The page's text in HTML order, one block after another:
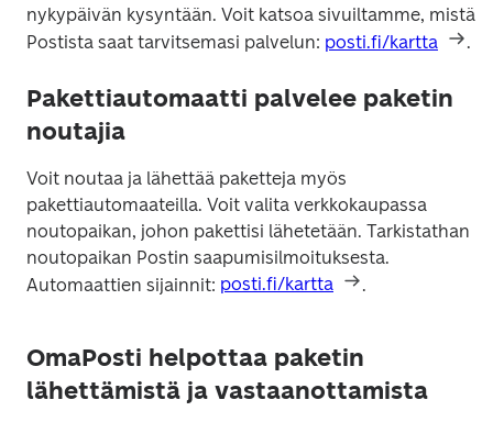
nykypäivän kysyntään. Voit katsoa sivuiltamme, mistä
Postista saat tarvitsemasi palvelun: posti.fi/kartta .
Pakettiautomaatti palvelee paketin
noutajia
Voit noutaa ja lähettää paketteja myös
pakettiautomaateilla. Voit valita verkkokaupassa
noutopaikan, johon pakettisi lähetetään. Tarkistathan
noutopaikan Postin saapumisilmoituksesta.
Automaattien sijainnit: posti.fi/kartta .
OmaPosti helpottaa paketin
lähettämistä ja vastaanottamista